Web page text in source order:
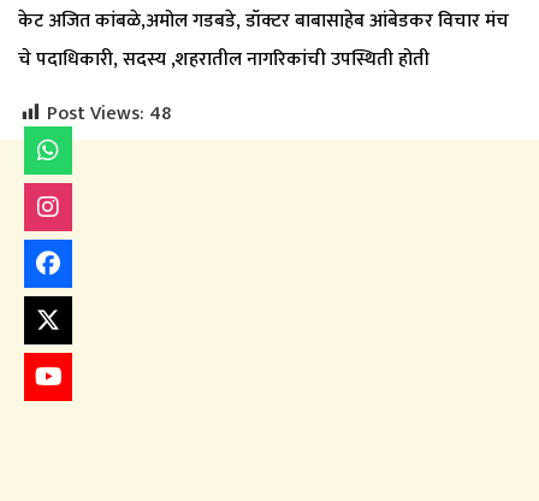
केट अजित कांबळे,अमोल गडबडे, डॉक्टर बाबासाहेब आंबेडकर विचार मंच
चे पदाधिकारी, सदस्य ,शहरातील नागरिकांची उपस्थिती होती
Post Views: 48